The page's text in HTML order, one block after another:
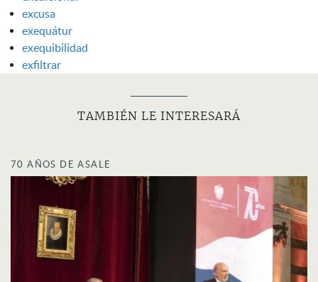
excusa
exequátur
exequibilidad
exfiltrar
TAMBIÉN LE INTERESARÁ
70 AÑOS DE ASALE